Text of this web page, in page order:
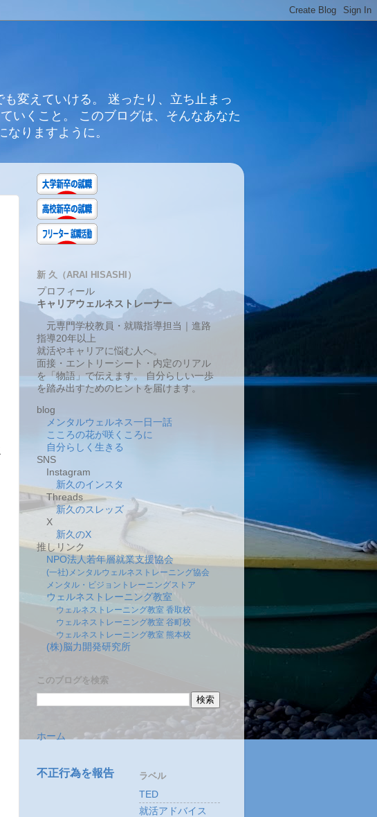
変えていける。 迷ったり、立ち止まっ
いくこと。 このブログは、そんなあなた
りますように。
新 久（ARAI HISASHI）
プロフィール
キャリアウェルネストレーナー
元専門学校教員・就職指導担当｜進路
指導20年以上
就活やキャリアに悩む人へ。
面接・エントリーシート・内定のリアル
を「物語」で伝えます。 自分らしい一歩
を踏み出すためのヒントを届けます。
blog
メンタルウェルネス一日一話
こころの花が咲くころに
自分らしく生きる
SNS
Instagram
新久のインスタ
Threads
新久のスレッズ
X
新久のX
推しリンク
NPO法人若年層就業支援協会
(一社)メンタルウェルネストレーニング協会
メンタル・ビジョントレーニングストア
ウェルネストレーニング教室
ウェルネストレーニング教室 香取校
ウェルネストレーニング教室 谷町校
ウェルネストレーニング教室 熊本校
(株)脳力開発研究所
このブログを検索
ホーム
不正行為を報告
ラベル
TED
就活アドバイス